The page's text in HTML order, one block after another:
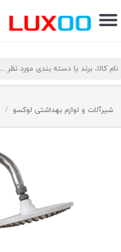
​جستجو
حساب کاربری من
خروج از حساب کاربری
شیرآلات و لوازم بهداشتی لوکسو